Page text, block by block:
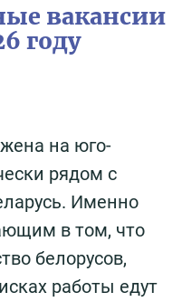
вакансии
году
на юго-
рядом с
Именно
в том, что
белорусов,
работы едут